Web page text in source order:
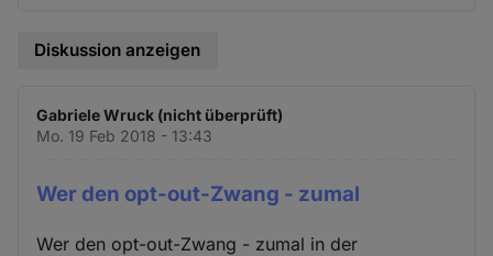
Diskussion anzeigen
Gabriele Wruck (nicht überprüft)
Mo. 19 Feb 2018 - 13:43
Wer den opt-out-Zwang - zumal
Wer den opt-out-Zwang - zumal in der